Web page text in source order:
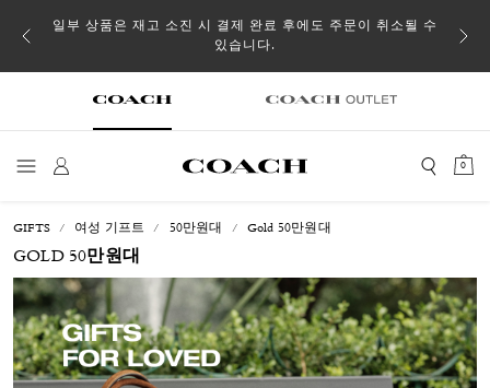
일부 상품은 재고 소진 시 결제 완료 후에도 주문이 취소될 수
있습니다.
0
GIFTS 여성 기프트 50만원대 Gold 50만원대
GOLD 50만원대